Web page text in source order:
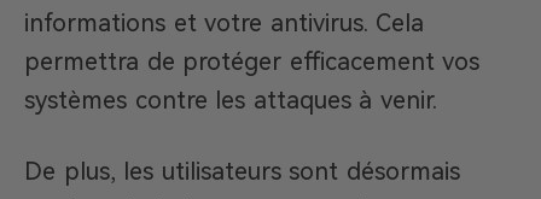
informations et votre antivirus. Cela
permettra de protéger efficacement vos
systèmes contre les attaques à venir.
De plus, les utilisateurs sont désormais